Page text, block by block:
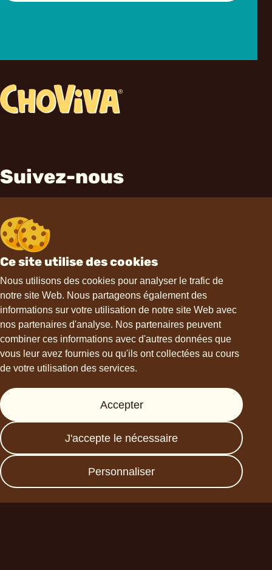
Ce site utilise des cookies
Nous utilisons des cookies pour analyser le trafic de
notre site Web. Nous partageons également des
informations sur votre utilisation de notre site Web avec
nos partenaires d'analyse. Nos partenaires peuvent
combiner ces informations avec d'autres données que
vous leur avez fournies ou qu'ils ont collectées au cours
de votre utilisation des services.
Accepter
J'accepte le nécessaire
Personnaliser
Suivez-nous
Contact
hello@choviva.com
Presse
FAQs
Data protection
Imprint